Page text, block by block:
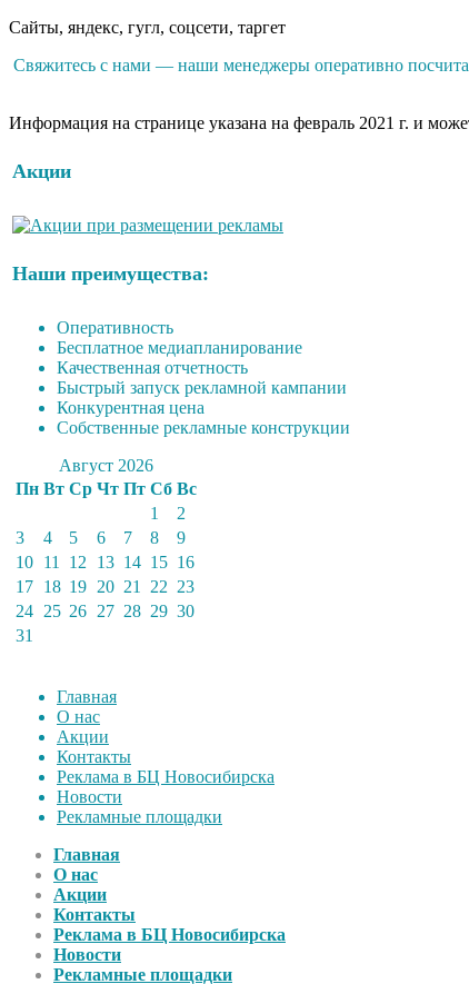
Сайты, яндекс, гугл, соцсети, таргет
Свяжитесь с нами — наши менеджеры оперативно
Информация на странице указана на февраль 2021 г. и
Акции
Наши преимущества:
Оперативность
Бесплатное медиапланирование
Качественная отчетность
Быстрый запуск рекламной кампании
Конкурентная цена
Собственные рекламные конструкции
Август 2026
Пн Вт Ср Чт Пт Сб Вс
1
2
3
4 5 6 7 8
9
10 11 12 13 14 15 16
17 18 19 20 21 22 23
24 25 26 27 28 29 30
31
Главная
О нас
Акции
Контакты
Реклама в БЦ Новосибирска
Новости
Рекламные площадки
Главная
О нас
Акции
Контакты
Реклама в БЦ Новосибирска
Новости
Рекламные площадки